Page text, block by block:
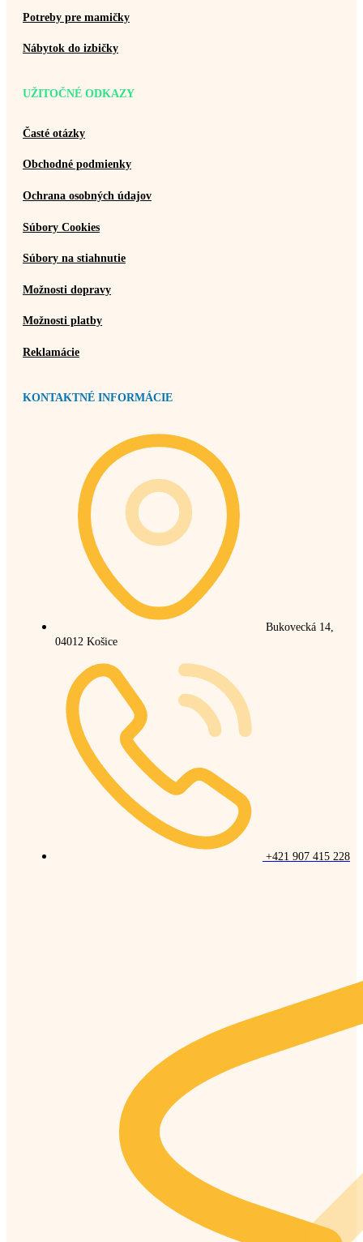
Potreby pre mamičky
Nábytok do izbičky
UŽITOČNÉ ODKAZY
Časté otázky
Obchodné podmienky
Ochrana osobných údajov
Súbory Cookies
Súbory na stiahnutie
Možnosti dopravy
Možnosti platby
Reklamácie
KONTAKTNÉ INFORMÁCIE
Bukovecká 14,
04012 Košice
+421 907 415 228